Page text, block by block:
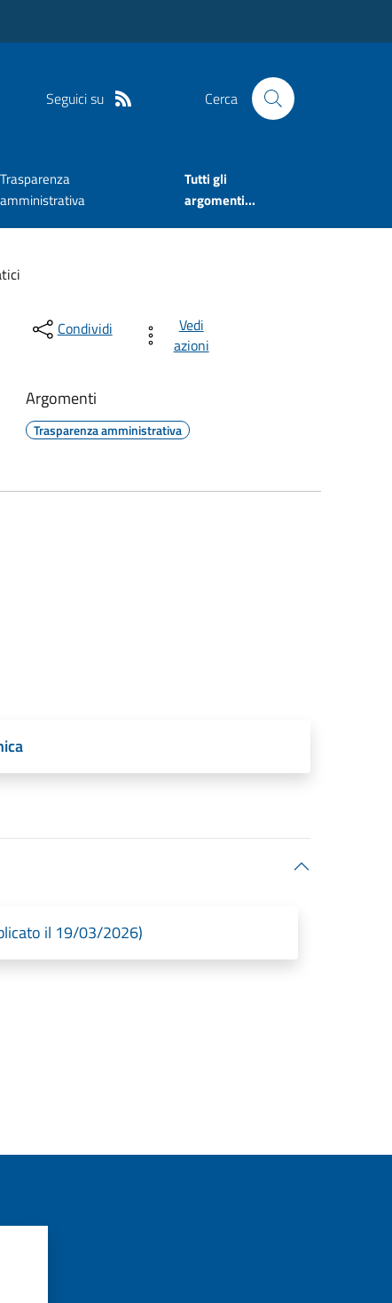
Seguici su Cerca
Trasparenza
amministrativa
Tutti gli
argomenti...
Condividi
Vedi
azioni
Argomenti
Trasparenza amministrativa
il 19/03/2026)